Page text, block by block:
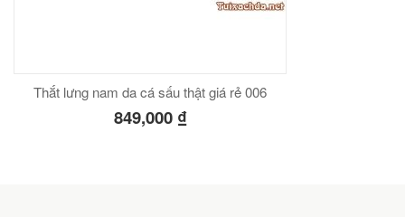
Thắt lưng nam da cá sấu thật giá rẻ 006
849,000 ₫